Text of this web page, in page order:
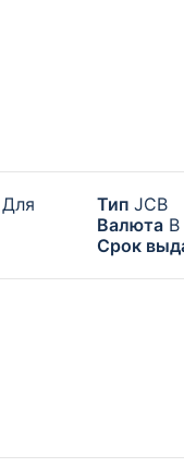
Для
Тип JCB
Валюта В
Срок